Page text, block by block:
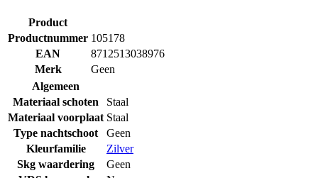
Product
Productnummer 105178
EAN
8712513038976
Merk
Geen
Algemeen
Materiaal schoten
Staal
Materiaal voorplaat Staal
Type nachtschoot
Geen
Kleurfamilie
Zilver
Skg waardering
Geen